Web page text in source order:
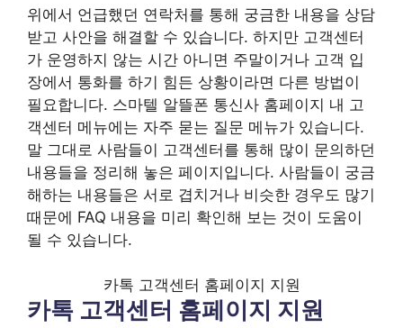
위에서 언급했던 연락처를 통해 궁금한 내용을 상담
받고 사안을 해결할 수 있습니다. 하지만 고객센터
가 운영하지 않는 시간 아니면 주말이거나 고객 입
장에서 통화를 하기 힘든 상황이라면 다른 방법이
필요합니다. 스마텔 알뜰폰 통신사 홈페이지 내 고
객센터 메뉴에는 자주 묻는 질문 메뉴가 있습니다.
말 그대로 사람들이 고객센터를 통해 많이 문의하던
내용들을 정리해 놓은 페이지입니다. 사람들이 궁금
해하는 내용들은 서로 겹치거나 비슷한 경우도 많기
때문에 FAQ 내용을 미리 확인해 보는 것이 도움이
될 수 있습니다.
카톡 고객센터 홈페이지 지원
카톡 고객센터 홈페이지 지원